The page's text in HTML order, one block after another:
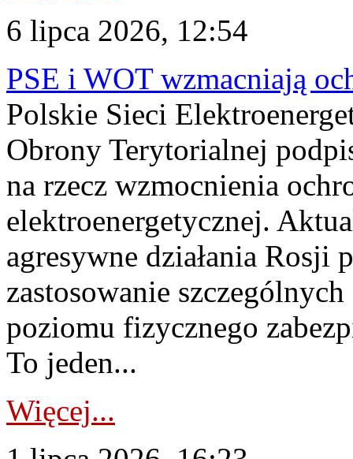
6 lipca 2026, 12:54
PSE i WOT wzmacniają
Polskie Sieci
Obrony Terytorialnej
na rzecz wzmocnienia
elektroenergetycznej.
agresywne działania Rosji
zastosowanie
poziomu fizycznego
To jeden...
Więcej...